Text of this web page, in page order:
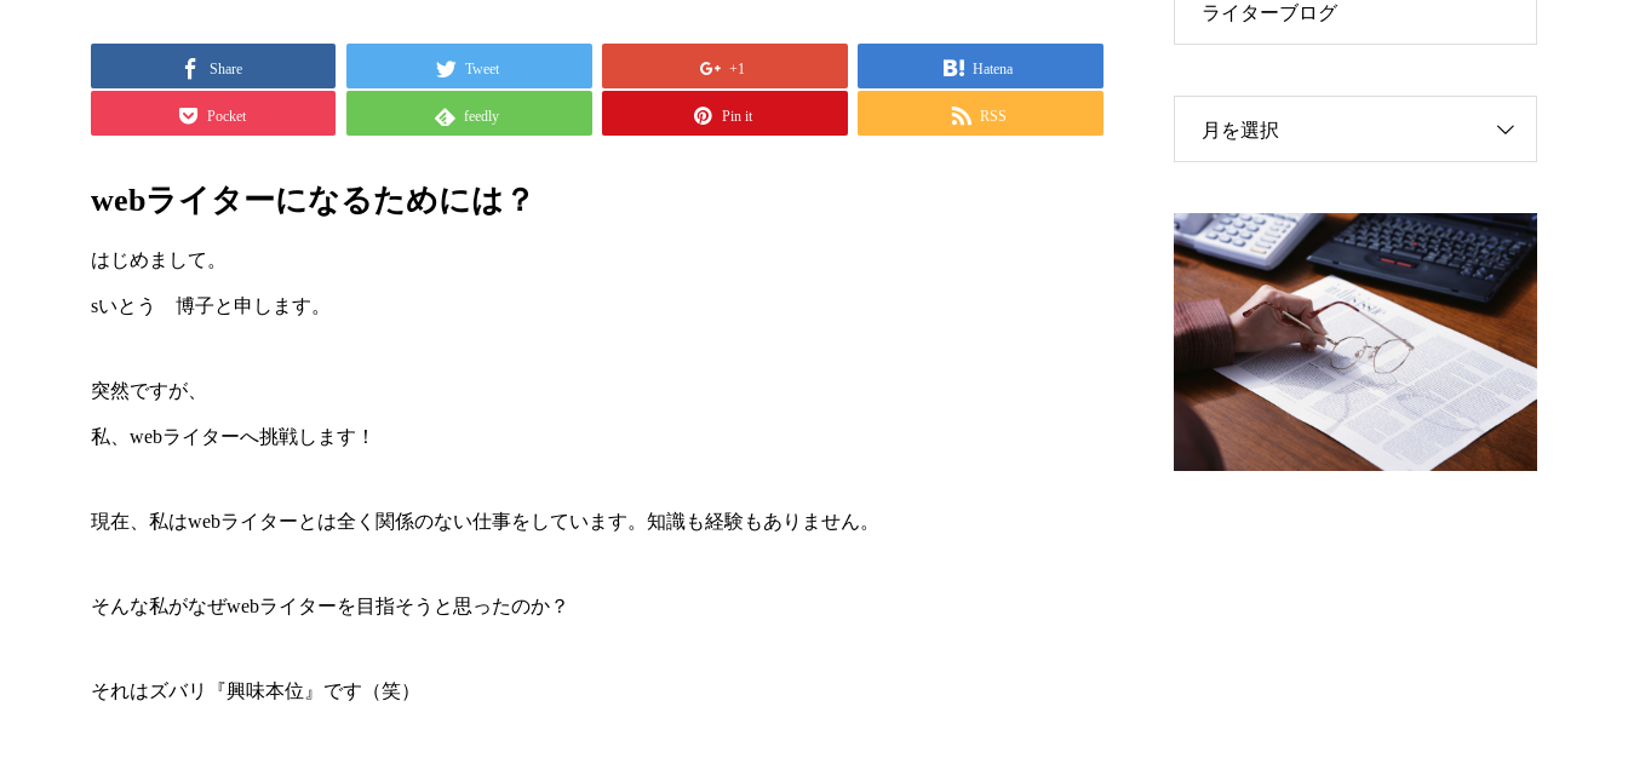
Share Tweet +1 Hatena
Pocket feedly Pin it RSS
webライターになるためには？
はじめまして。
sいとう 博子と申します。
突然ですが、
私、webライターへ挑戦します！
現在、私はwebライターとは全く関係のない仕事をしています。知識も経験もありません。
そんな私がなぜwebライターを目指そうと思ったのか？
それはズバリ『興味本位』です（笑）
ライターブログ
月を選択